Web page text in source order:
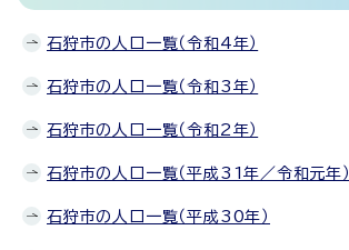
石狩市の人口一覧（令和4年）
石狩市の人口一覧（令和3年）
石狩市の人口一覧（令和2年）
石狩市の人口一覧（平成31年／令和元年）
石狩市の人口一覧（平成30年）